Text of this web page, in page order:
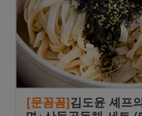
[문꼼꼼]김도윤 셰프